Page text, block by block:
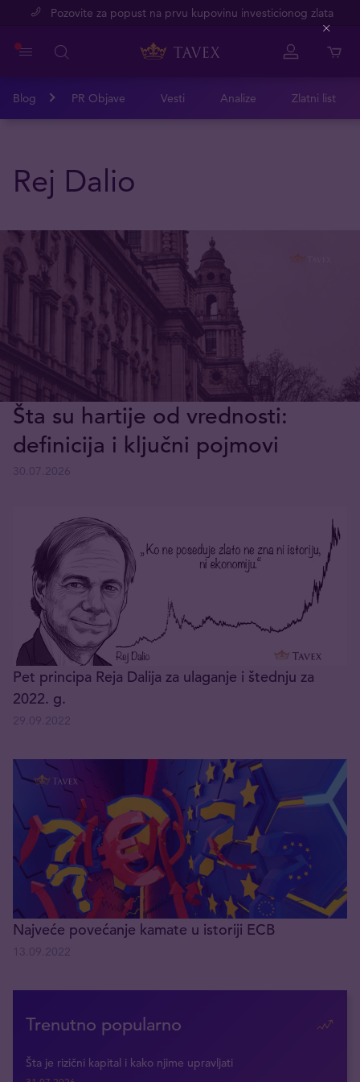
Pozovite za popust na prvu kupovinu investicionog zlata
Blog PR Objave Vesti Analize Zlatni list
Rej Dalio
Šta su hartije od vrednosti:
definicija i ključni pojmovi
Pet principa Reja Dalija za ulaganje i štednju za
2022. g.
Najveće povećanje kamate u istoriji ECB
Trenutno popularno
Šta je rizični kapital i kako njime upravljati
Close